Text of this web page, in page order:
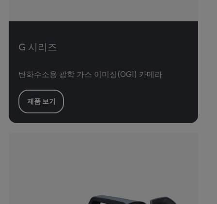
G 시리즈
탄화수소용 광학 가스 이미징(OGI) 카메라
제품 보기